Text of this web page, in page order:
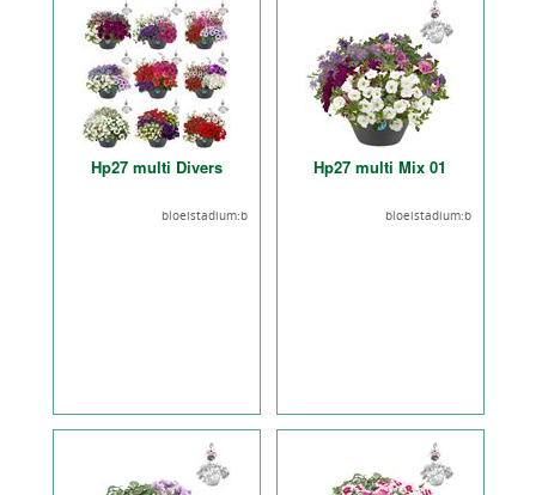
Hp27 multi Divers
bloeistadium:b
Hp27 multi Mix 01
bloeistadium:b